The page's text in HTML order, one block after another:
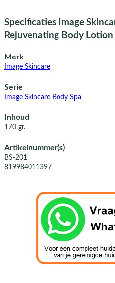
Specificaties Image
Rejuvenating Body Lotion
Merk
Image Skincare
Serie
Image Skincare Body Spa
Inhoud
170 gr.
Artikelnummer(s)
BS-201
819984011397